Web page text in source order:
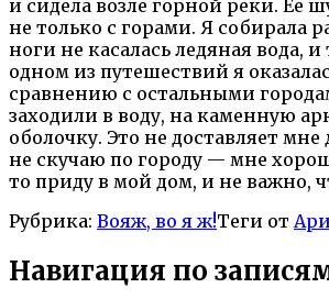
и сидела возле горной реки. Ее
не только с горами. Я собирала
ноги не касалась ледяная вода,
одном из путешествий я
сравнению с остальными
заходили в воду, на каменную
оболочку. Это не доставляет
не скучаю по городу — мне
то приду в мой дом, и не важно,
Рубрика: Вояж, во я ж!Теги от
Навигация по